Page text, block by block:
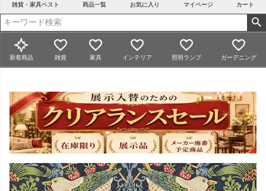
雑貨・家具ベスト 商品一覧 お気に入り マイページ カート
新着商品 雑貨 家具 インテリア 照明ランプ ガーデニング